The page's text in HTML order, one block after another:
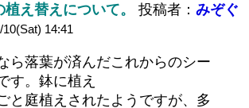
え替えについて。 投稿者： みぞぐ
14:41
ら落葉が済んだこれからのシー
す。鉢に植え
と庭植えされたようですが、多